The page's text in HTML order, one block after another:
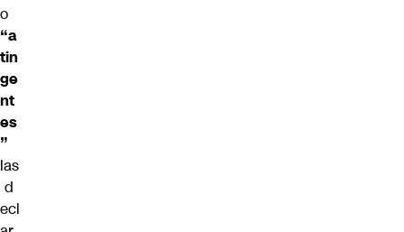
o
“a
tin
ge
nt
es
”
las
d
ecl